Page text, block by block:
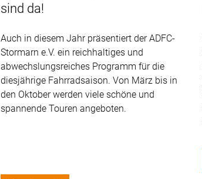
sind da!
Auch in diesem Jahr präsentiert der ADFC-
Stormarn e.V. ein reichhaltiges und
abwechslungsreiches Programm für die
diesjährige Fahrradsaison. Von März bis in
den Oktober werden viele schöne und
spannende Touren angeboten.